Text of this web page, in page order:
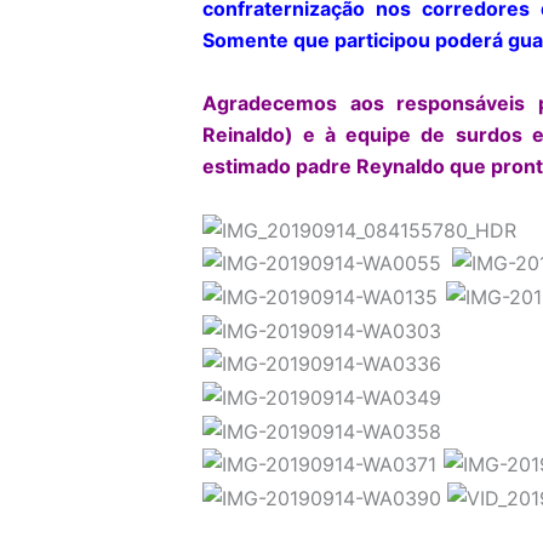
confraternização nos
Somente que participou poderá
Agradecemos aos
Reinaldo) e à equipe de surdos
estimado padre Reynaldo que